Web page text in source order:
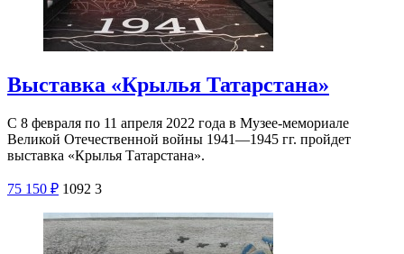
Выставка «Крылья Татарстана»
С 8 февраля по 11 апреля 2022 года в Музее-мемориале
Великой Отечественной войны 1941—1945 гг. пройдет
выставка «Крылья Татарстана».
75 150 ₽ 1092 3